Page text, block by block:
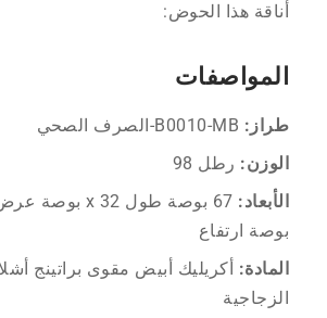
أناقة هذا الحوض:
المواصفات
طراز:
الوزن: رطل 98
الأبعاد:
بوصة ارتفاع
المادة: أكريليك أبيض مقوى براتينج
الزجاجية